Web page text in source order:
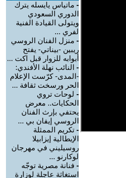
- ماتياس يايسله يترك
الدوري السعودي
ويتولى القيادة الفنية
لفري ...
- منزل الفنان الروسي
ريبين -بيناتي- يفتح
أبوابه للزوار قبل اكت ...
- النائب نهلة الأفندي:
-المدى- كرّست الإعلام
الحر ورسخت ثقافة ...
- لوحات تروي
الحكايات.. معرض
يحتفي بإرث الفنان
الروسي إيفان بي ...
- تكريم الممثلة
الإيطالية إيزابيلا
روسيليني في مهرجان
لوكارنو ...
- فنانة مصرية توجّه
استغاثة عاجلة لوزارة